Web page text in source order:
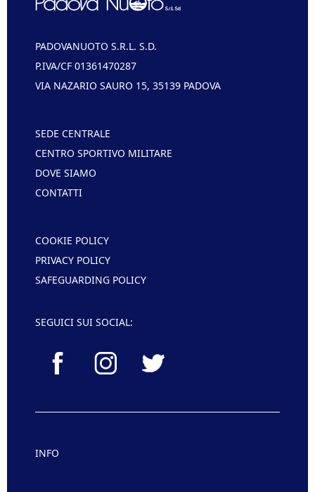
PADOVANUOTO S.R.L. S.D.
P.IVA/CF 01361470287
VIA NAZARIO SAURO 15, 35139 PADOVA
SEDE CENTRALE
CENTRO SPORTIVO MILITARE
DOVE SIAMO
CONTATTI
COOKIE POLICY
PRIVACY POLICY
SAFEGUARDING POLICY
SEGUICI SUI SOCIAL:
INFO